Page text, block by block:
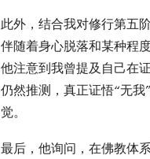
此外，结合我对修行第五
伴随着身心脱落和某种程
他注意到我曾提及自己在
仍然推测，真正证悟“无
觉。
最后，他询问，在佛教体